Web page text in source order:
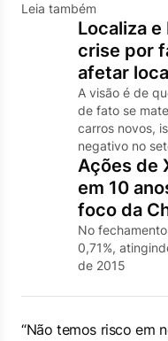
Leia também
Localiza
crise por
afetar
A visão é de
de fato se
carros novos,
negativo no
Ações de
em 10
foco da
No
0,71%,
de 2015
“Não temos risco em